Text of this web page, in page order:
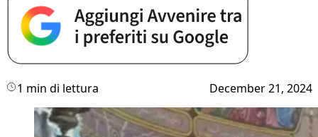
1 min di lettura December 21, 2024